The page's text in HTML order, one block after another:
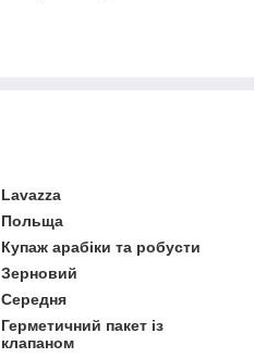
Lavazza
Польща
Купаж арабіки та робусти
Зерновий
Середня
Герметичний пакет із
клапаном